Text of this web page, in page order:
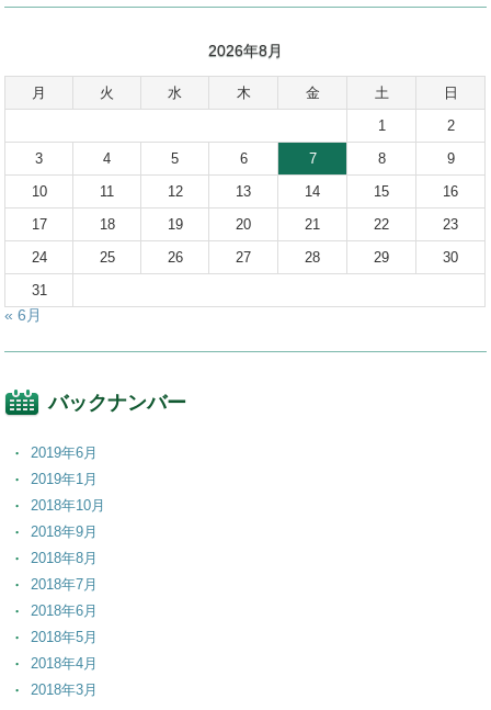
2026年8月
月 火 水 木 金 土
日
1
2
3
4 5 6 7 8
9
10
11 12 13 14 15
16
17
18 19 20 21 22
23
24
25 26 27 28 29
30
31
« 6月
バックナンバー
2019年6月
2019年1月
2018年10月
2018年9月
2018年8月
2018年7月
2018年6月
2018年5月
2018年4月
2018年3月